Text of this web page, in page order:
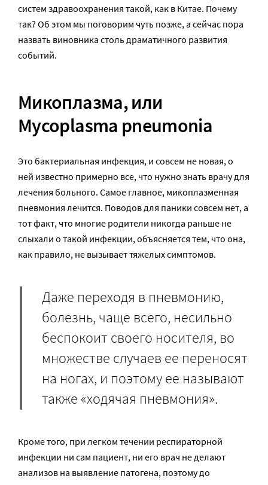
систем здравоохранения такой, как в Китае. Почему
так? Об этом мы поговорим чуть позже, а сейчас пора
назвать виновника столь драматичного развития
событий.
Микоплазма, или
Mycoplasma pneumonia
Это бактериальная инфекция, и совсем не новая, о
ней известно примерно все, что нужно знать врачу для
лечения больного. Самое главное, микоплазменная
пневмония лечится. Поводов для паники совсем нет, а
тот факт, что многие родители никогда раньше не
слыхали о такой инфекции, объясняется тем, что она,
как правило, не вызывает тяжелых симптомов.
Даже переходя в пневмонию,
болезнь, чаще всего, несильно
беспокоит своего носителя, во
множестве случаев ее переносят
на ногах, и поэтому ее называют
также «ходячая пневмония».
Кроме того, при легком течении респираторной
инфекции ни сам пациент, ни его врач не делают
анализов на выявление патогена, поэтому до